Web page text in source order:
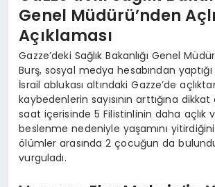
Genel Müdürü’nden
Açıklaması
Gazze’deki Sağlık Bakanlığı Genel
Burş, sosyal medya hesabından
İsrail ablukası altındaki Gazze’de
kaybedenlerin sayısının arttığına
saat içerisinde 5 Filistinlinin daha açlık
beslenme nedeniyle yaşamını
ölümler arasında 2 çocuğun da
vurguladı.